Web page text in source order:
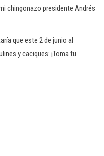
chingonazo presidente Andrés
que este 2 de junio al
y caciques: ¡Toma tu